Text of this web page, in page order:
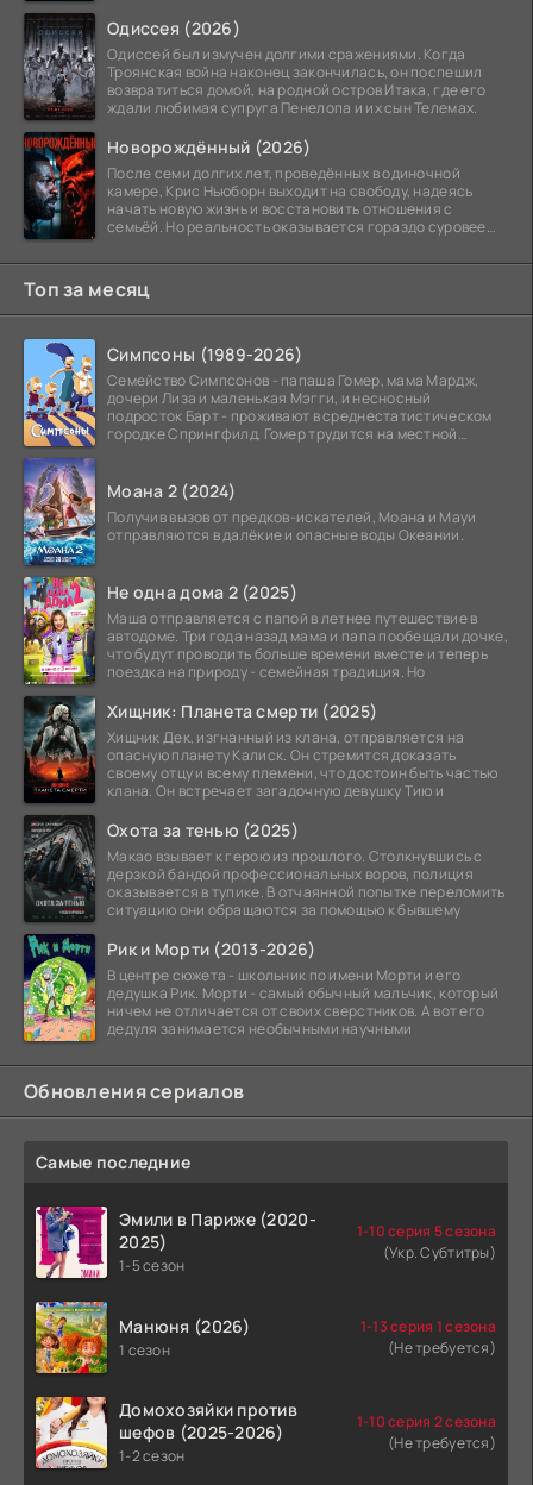
Одиссея (2026)
Одиссей был измучен долгими сражениями. Когда
Троянская война наконец закончилась, он поспешил
возвратиться домой, на родной остров Итака, где его
ждали любимая супруга Пенелопа и их сын Телемах.
Новорождённый (2026)
После семи долгих лет, проведённых в одиночной
камере, Крис Ньюборн выходит на свободу, надеясь
начать новую жизнь и восстановить отношения с
семьёй. Но реальность оказывается гораздо суровее
Топ за месяц
Симпсоны (1989-2026)
Семейство Симпсонов - папаша Гомер, мама Мардж,
дочери Лиза и маленькая Мэгги, и несносный
подросток Барт - проживают в среднестатистическом
городке Спрингфилд. Гомер трудится на местной
Моана 2 (2024)
Получив вызов от предков-искателей, Моана и Мауи
отправляются в далёкие и опасные воды Океании.
Не одна дома 2 (2025)
Маша отправляется с папой в летнее путешествие в
автодоме. Три года назад мама и папа пообещали дочке,
что будут проводить больше времени вместе и теперь
поездка на природу - семейная традиция. Но
Хищник: Планета смерти (2025)
Хищник Дек, изгнанный из клана, отправляется на
опасную планету Калиск. Он стремится доказать
своему отцу и всему племени, что достоин быть частью
клана. Он встречает загадочную девушку Тию и
Охота за тенью (2025)
Макао взывает к герою из прошлого. Столкнувшись с
дерзкой бандой профессиональных воров, полиция
оказывается в тупике. В отчаянной попытке переломить
ситуацию они обращаются за помощью к бывшему
Рик и Морти (2013-2026)
В центре сюжета - школьник по имени Морти и его
дедушка Рик. Морти - самый обычный мальчик, который
ничем не отличается от своих сверстников. А вот его
дедуля занимается необычными научными
Обновления сериалов
Самые последние
Эмили в Париже (2020-
2025)
1-5 сезон
1-10 серия 5 сезона
(Укр. Субтитры)
Манюня (2026)
1 сезон
1-13 серия 1 сезона
(Не требуется)
Домохозяйки против
шефов (2025-2026)
1-2 сезон
1-10 серия 2 сезона
(Не требуется)